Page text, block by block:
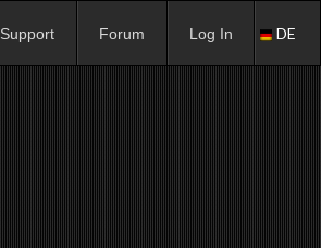
Support Forum Log In DE